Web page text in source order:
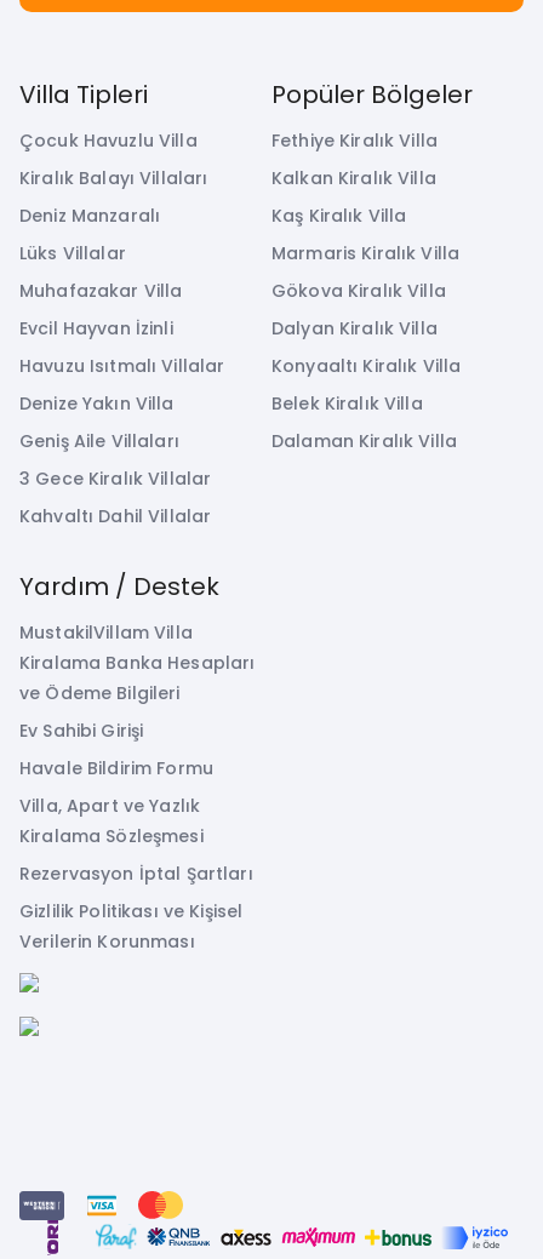
Villa Tipleri
Çocuk Havuzlu Villa
Kiralık Balayı Villaları
Deniz Manzaralı
Lüks Villalar
Muhafazakar Villa
Evcil Hayvan İzinli
Havuzu Isıtmalı Villalar
Denize Yakın Villa
Geniş Aile Villaları
3 Gece Kiralık Villalar
Kahvaltı Dahil Villalar
Popüler Bölgeler
Fethiye Kiralık Villa
Kalkan Kiralık Villa
Kaş Kiralık Villa
Marmaris Kiralık Villa
Gökova Kiralık Villa
Dalyan Kiralık Villa
Konyaaltı Kiralık Villa
Belek Kiralık Villa
Dalaman Kiralık Villa
Yardım / Destek
MustakilVillam Villa
Kiralama Banka Hesapları
ve Ödeme Bilgileri
Ev Sahibi Girişi
Havale Bildirim Formu
Villa, Apart ve Yazlık
Kiralama Sözleşmesi
Rezervasyon İptal Şartları
Gizlilik Politikası ve Kişisel
Verilerin Korunması